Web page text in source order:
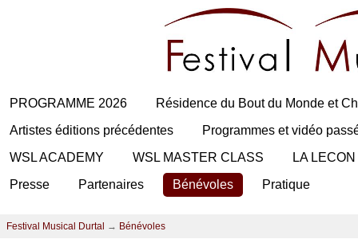
PROGRAMME 2026
Résidence du Bout du Monde et
Artistes éditions précédentes
Programmes et vidéo
WSL ACADEMY
WSL MASTER CLASS
LA
Presse
Partenaires Bénévoles Pratique
Festival Musical Durtal → Bénévoles